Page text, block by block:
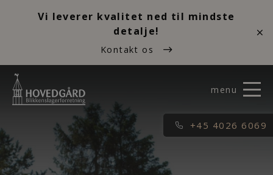
Vi leverer kvalitet ned til mindste
detalje!
Kontakt os
+45 4026 6069